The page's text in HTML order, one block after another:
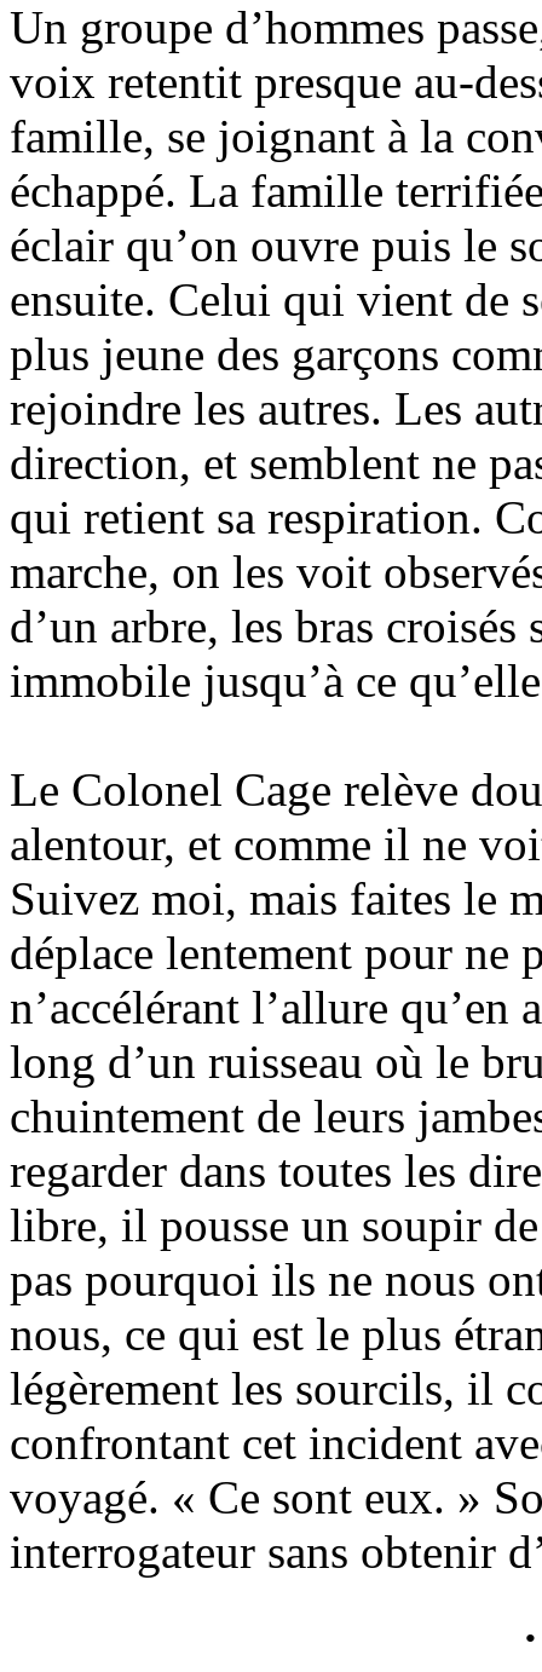
Un groupe d’hommes
voix retentit presque au-
famille, se joignant à la
échappé. La famille
éclair qu’on ouvre puis le
ensuite. Celui qui vient de
plus jeune des garçons
rejoindre les autres. Les
direction, et semblent ne
qui retient sa respiration.
marche, on les voit
d’un arbre, les bras
immobile jusqu’à ce
Le Colonel Cage relève
alentour, et comme il ne
Suivez moi, mais faites le
déplace lentement pour ne
n’accélérant l’allure qu’en
long d’un ruisseau où le
chuintement de leurs
regarder dans toutes les
libre, il pousse un soupir
pas pourquoi ils ne nous
nous, ce qui est le plus
légèrement les sourcils, il
confrontant cet incident
voyagé. « Ce sont eux. »
interrogateur sans obtenir